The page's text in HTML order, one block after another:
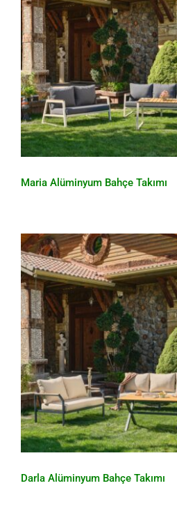
Maria Alüminyum
Maria Alüminyum Bahçe Takımı
Darla Alüminyum
Darla Alüminyum Bahçe Takımı